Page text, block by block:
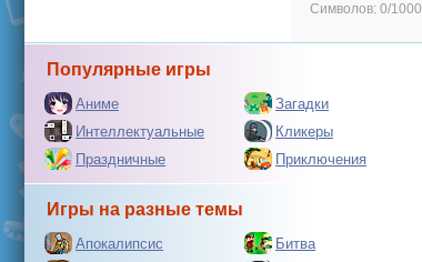
Символов: 0/1000
Популярные игры
Аниме Загадки
Интеллектуальные
Кликеры
Праздничные
Приключения
Игры на разные темы
Апокалипсис Битва